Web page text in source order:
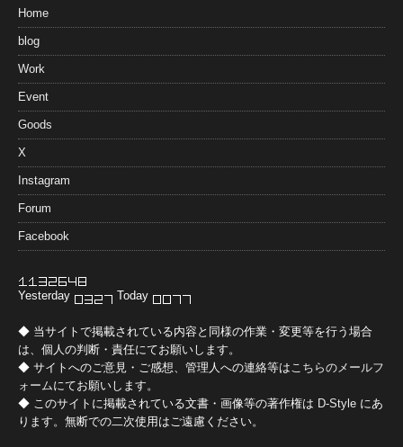
Home
blog
Work
Event
Goods
X
Instagram
Forum
Facebook
Yesterday Today
◆ 当サイトで掲載されている内容と同様の作業・変更等を行う場合
は、個人の判断・責任にてお願いします。
◆ サイトへのご意見・ご感想、管理人への連絡等は こちらのメールフ
ォームにてお願いします。
◆ このサイトに掲載されている文書・画像等の著作権は D-Style にあ
ります。無断での二次使用はご遠慮ください。